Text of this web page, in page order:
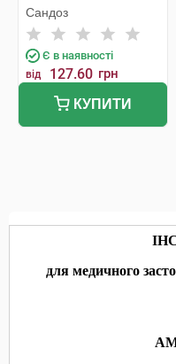
Сандоз
Є в наявності
від 127.60 грн
КУПИТИ